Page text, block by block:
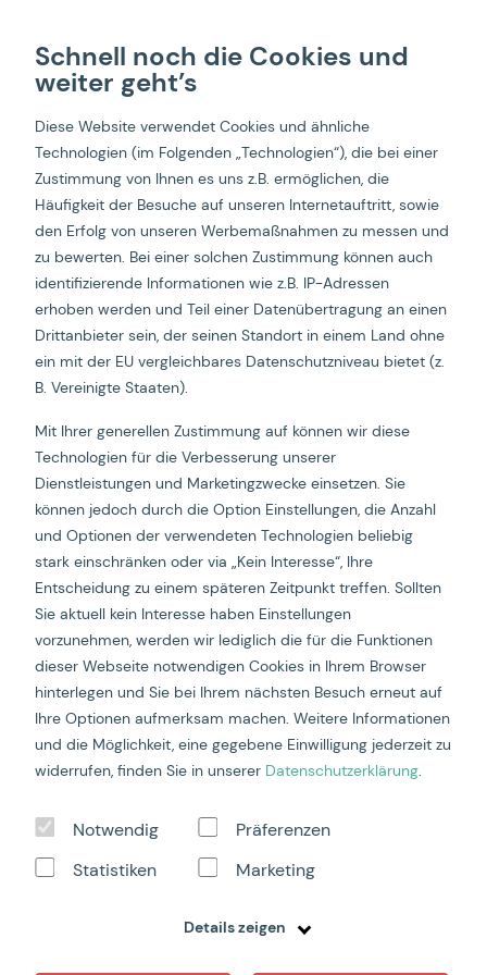
Schnell noch die Cookies und
weiter geht’s
Diese Website verwendet Cookies und ähnliche
Technologien (im Folgenden „Technologien“), die bei einer
Zustimmung von Ihnen es uns z.B. ermöglichen, die
Häufigkeit der Besuche auf unseren Internetauftritt, sowie
den Erfolg von unseren Werbemaßnahmen zu messen und
zu bewerten. Bei einer solchen Zustimmung können auch
identifizierende Informationen wie z.B. IP-Adressen
erhoben werden und Teil einer Datenübertragung an einen
Drittanbieter sein, der seinen Standort in einem Land ohne
ein mit der EU vergleichbares Datenschutzniveau bietet (z.
B. Vereinigte Staaten).
Mit Ihrer generellen Zustimmung auf können wir diese
Technologien für die Verbesserung unserer
Dienstleistungen und Marketingzwecke einsetzen. Sie
können jedoch durch die Option Einstellungen, die Anzahl
und Optionen der verwendeten Technologien beliebig
stark einschränken oder via „Kein Interesse“, Ihre
Entscheidung zu einem späteren Zeitpunkt treffen. Sollten
Sie aktuell kein Interesse haben Einstellungen
vorzunehmen, werden wir lediglich die für die Funktionen
dieser Webseite notwendigen Cookies in Ihrem Browser
hinterlegen und Sie bei Ihrem nächsten Besuch erneut auf
Ihre Optionen aufmerksam machen. Weitere Informationen
und die Möglichkeit, eine gegebene Einwilligung jederzeit zu
widerrufen, finden Sie in unserer Datenschutzerklärung.
Notwendig
Präferenzen
Statistiken
Marketing
Details zeigen
Digitale OMR Masterclass
Die Zukunft des Trackings: Den Wandel mit
serverseitigem Tracking meistern
In den letzten Jahren hat sich eine stille Revolution im
Bereich der Datenerfassung und des Performance
Marketings vollzogen, die von vielen noch nicht in ihrer
vollen Tragweite erkannt wurde. Cookie-Banner,
Datenschutz-Herausforderungen und Adblocker-
Technologien haben dazu geführt, dass wir weniger
präzise Daten erfassen können als je zuvor.
Doch das eigentliche Erdbeben steht uns bevor: Im
zweiten Halbjahr 2024 wird der weltweit dominierende
Google Chrome-Browser, der einen Marktanteil von 63%
hält, den Einsatz von Drittanbieter-Cookies vollständig
einstellen. Damit wird die bewährte Technologie der
Drittanbieter-Cookies endgültig obsolet.
Wie können wir in dieser veränderten Landschaft
weiterhin datenschutzkonforme Daten erheben und
gleichzeitig effektive Performance-Marketing-
Kampagnen steuern? Wie können wir mehr Traffic und
Conversions messen, die Cookie Laufzeiten verlängern
In unserer Masterclass – zusammen mit den
Internetwarriors– werden wir die Auswirkungen und
Veränderungen in der Datenerfassung und -auswertung
Tracking nicht nur aus Datenschutzgründen die einzig